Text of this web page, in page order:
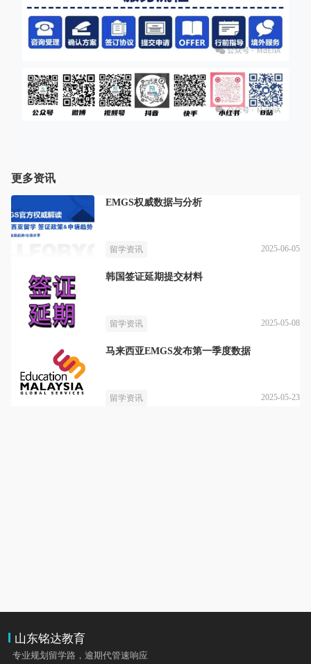
更多资讯
EMGS权威数据与分析
留学资讯 2025-06-05
韩国签证延期提交材料
留学资讯 2025-05-08
马来西亚EMGS发布第一季度数据
留学资讯 2025-05-23
山东铭达教育
专业规划留学路，逾期代管速响应